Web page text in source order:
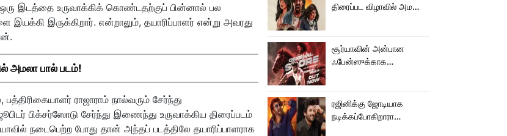
இடத்தை உருவாக்கிக் கொண்டதற்குப் பின்னால் பல
இயக்கி இருக்கிறார். என்றாலும், தயாரிப்பாளர் என்று அவரது
அமலா பால் படம்!
ராஜாராம் நால்வரும் சேர்ந்து
பிக்சர்ஸோடு சேர்ந்து இணைந்து உருவாக்கிய திரைப்படம்
நடைபெற்ற போது தான் அந்தப் படத்திலே தயாரிப்பாளராக
திரைப்பட விழாவில் அமலா
சூர்யாவின் அன்பான
ஃபேன்ஸுக்காக
ரஜினிக்கு ஜோடியாக
நடிக்கப்போகிறாரா